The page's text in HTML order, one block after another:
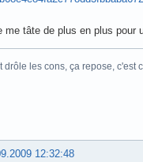
me tâte de plus en plus pour
drôle les cons, ça repose, c'est
12:32:48